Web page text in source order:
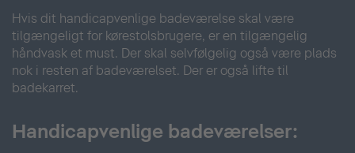
Hvis dit handicapvenlige badeværelse skal være
tilgængeligt for kørestolsbrugere, er en tilgængelig
håndvask et must. Der skal selvfølgelig også være plads
nok i resten af badeværelset. Der er også lifte til
badekarret.
Handicapvenlige badeværelser: